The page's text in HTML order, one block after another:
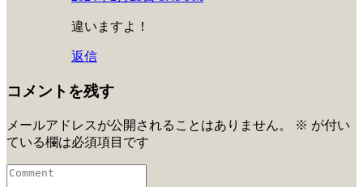
違いますよ！
返信
コメントを残す
メールアドレスが公開されることはありません。 ※ が付い
ている欄は必須項目です